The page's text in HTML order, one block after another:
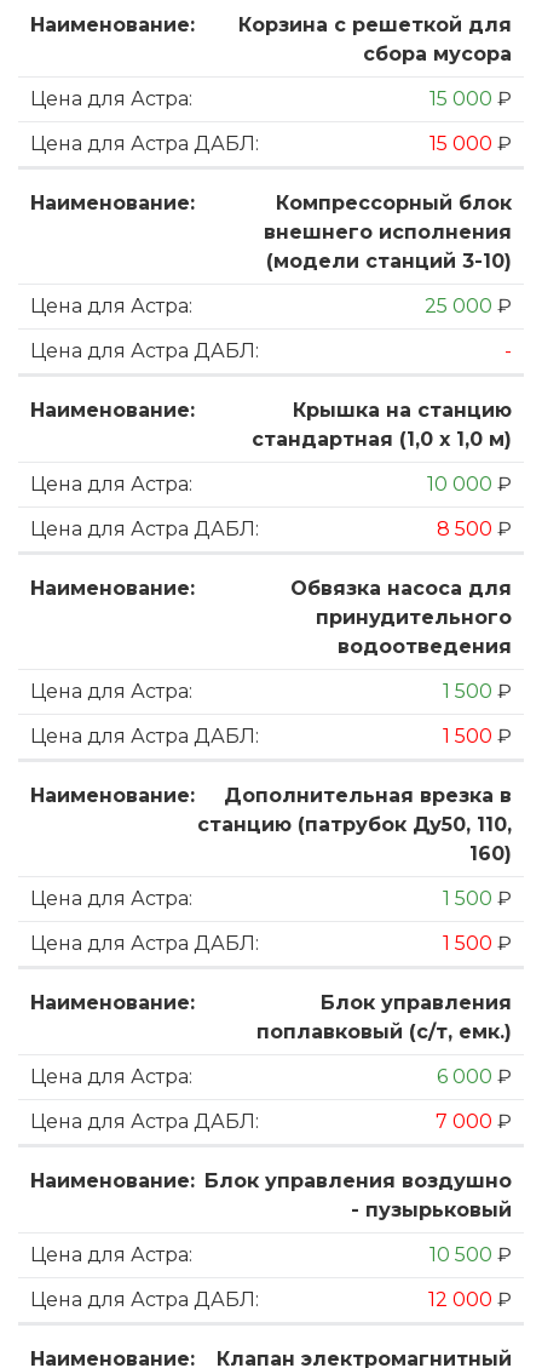
Корзина с решеткой для
сбора мусора
15 000 ₽
15 000 ₽
Компрессорный блок
внешнего исполнения
(модели станций 3-10)
25 000 ₽
-
Крышка на станцию
стандартная (1,0 х 1,0 м)
10 000 ₽
8 500 ₽
Обвязка насоса для
принудительного
водоотведения
1 500 ₽
1 500 ₽
Дополнительная врезка в
станцию (патрубок Ду50, 110,
160)
1 500 ₽
1 500 ₽
Блок управления
поплавковый (с/т, емк.)
6 000 ₽
7 000 ₽
Блок управления воздушно
- пузырьковый
10 500 ₽
12 000 ₽
Клапан электромагнитный